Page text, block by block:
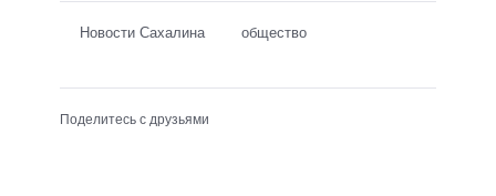
Новости Сахалина общество
Поделитесь с друзьями